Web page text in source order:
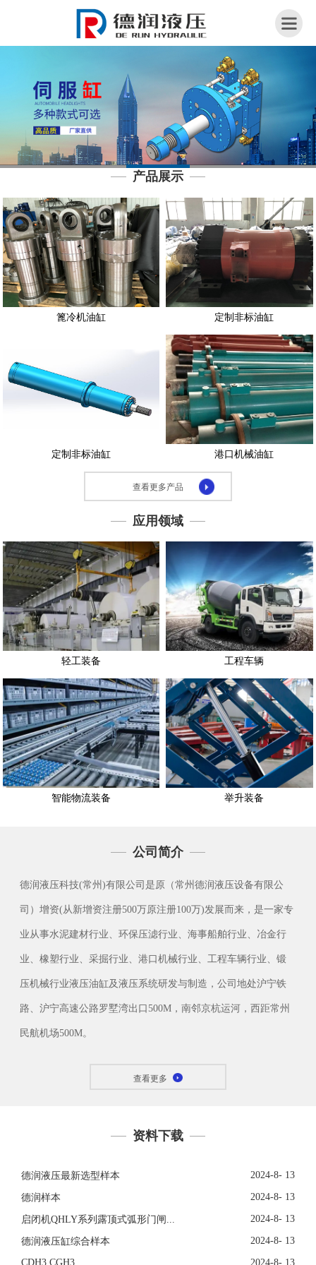
站
首
页
于
荣
誉
资
质
产
品
用
领
们
产品展示
篦冷机油缸 定制非标油缸
定制非标油缸 港口机械油缸
查看更多产品
应用领域
轻工装备 工程车辆
智能物流装备 举升装备
公司简介
德润液压科技(常州)有限公司是原（常州德润液压设备有限公
司）增资(从新增资注册500万原注册100万)发展而来，是一家专
业从事水泥建材行业、环保压滤行业、海事船舶行业、冶金行
业、橡塑行业、采掘行业、港口机械行业、工程车辆行业、锻
压机械行业液压油缸及液压系统研发与制造，公司地处沪宁铁
路、沪宁高速公路罗墅湾出口500M，南邻京杭运河，西距常州
民航机场500M。
查看更多
资料下载
德润液压最新选型样本 2024-8- 13
德润样本 2024-8- 13
启闭机QHLY系列露顶式弧形门闸... 2024-8- 13
德润液压缸综合样本 2024-8- 13
CDH3 CGH3 2024-8- 13